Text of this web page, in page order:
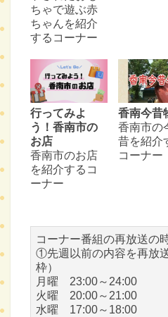
ちゃで遊ぶ赤
ちゃんを紹介
するコーナー
行ってみよ
う！香南市の
お店
香南市のお店
を紹介するコ
ーナー
香南今昔
香南市の
昔を紹介
コーナー
コーナー番組の再放送の
①先週以前の内容を再放
枠）
月曜 23:00～24:00
火曜 20:00～21:00
水曜 17:00～18:00